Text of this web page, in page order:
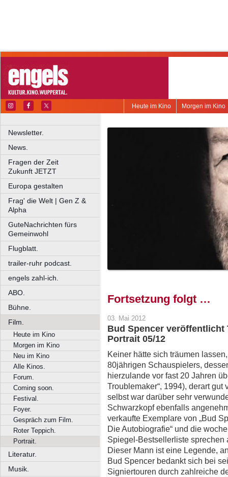
Morgen im Kino
Heute im Kino
Newsletter.
News.
Fragen der Zeit
Zukunft JETZT
Europa gestalten
Frag' die Welt | Gen Z &
Alpha
GuteNachrichten fürs
Gemeinwohl
Flugblatt.
trailer-ruhr podcast.
engels zahl-ich.
ABO.
Bühne.
Film.
Heute im Kino
Morgen im Kino
Neu im Kino
Alle Kinos.
Forum.
Coming soon.
Festival.
Foyer.
Gespräch zum Film.
Roter Teppich.
Portrait.
Literatur.
Musik.
Fortsetzung folgt …
03. Mai 2012
Bud Spencer veröffentlicht
Portrait 05/12
Keiner hätte sich träumen
80jährigen Schauspielers,
hierzulande vor fast 20 Jahren
Troublemaker“, 1994), derart
selbst war darüber sehr
Schwarzkopf ebenfalls
verkaufte Exemplare von „Bud
Die Autobiografie“ und die
Spiegel-Bestsellerliste
Dieser Mann ist eine Legende,
Bud Spencer bedankt sich bei
Signiertouren durch zahlreiche